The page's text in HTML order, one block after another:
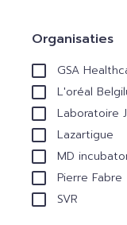
Organisaties
GSA
L'oréal
Laboratoire
Lazartigue
MD
Pierre Fabre
SVR